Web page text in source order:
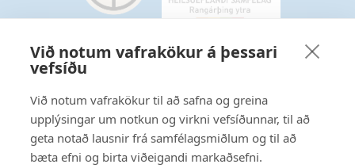
Við notum vafrakökur á þessari
vefsíðu
Við notum vafrakökur til að safna og greina
upplýsingar um notkun og virkni vefsíðunnar, til að
geta notað lausnir frá samfélagsmiðlum og til að
bæta efni og birta viðeigandi markaðsefni.
Starfsmannavefur
Hafðu samband
Ritstjórnarstefna